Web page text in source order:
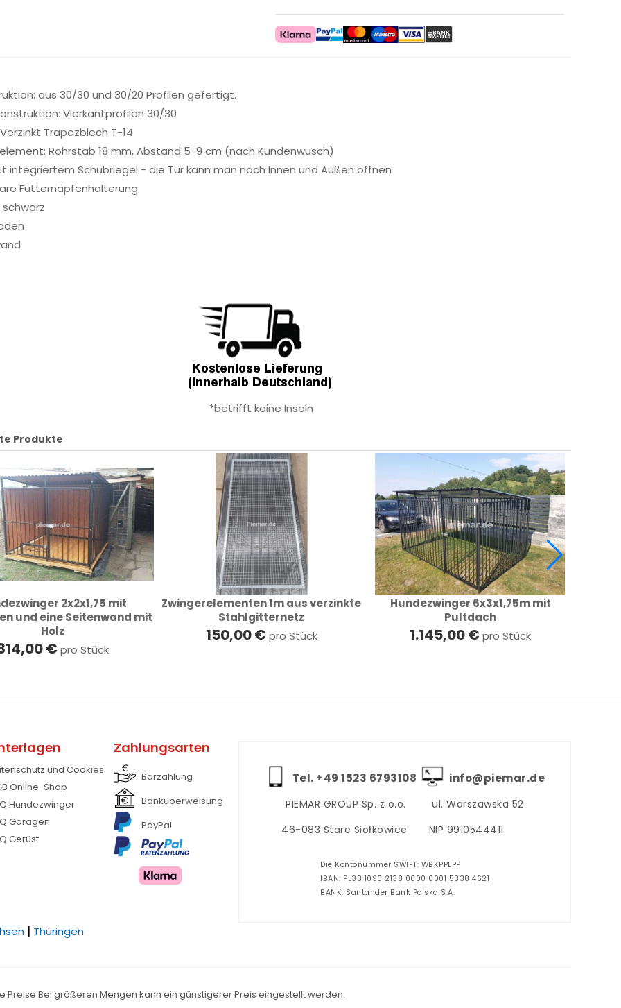
aus 30/30 und 30/20 Profilen gefertigt.
Vierkantprofilen 30/30
Trapezblech T-14
Rohrstab 18 mm, Abstand 5-9 cm (nach Kundenwusch)
integriertem Schubriegel - die Tür kann man nach Innen und Außen öffnen
Futternäpfenhalterung
schwarz
*betrifft keine Inseln
Produkte
2x2x1,75 mit
und eine Seitenwand mit
Holz
€ pro Stück
Zwingerelementen 1m aus verzinkte
Stahlgitternetz
150,00 € pro Stück
Hundezwinger 6x3x1,75m mit
Pultdach
1.145,00 € pro Stück
und Cookies
Online-Shop
Hundezwinger
Garagen
Gerüst
Zahlungsarten
Barzahlung
Banküberweisung
PayPal
Tel. +‪49 1523 6793108 info@piemar.de
PIEMAR GROUP Sp. z o.o.
ul. Warszawska 52
46-083 Stare Siołkowice
NIP 9910544411
Die Kontonummer SWIFT: WBKPPLPP
IBAN: PL33 1090 2138 0000 0001 5338 4621
BANK: Santander Bank Polska S.A.
Thüringen
Preise Bei größeren Mengen kann ein günstigerer Preis eingestellt werden.